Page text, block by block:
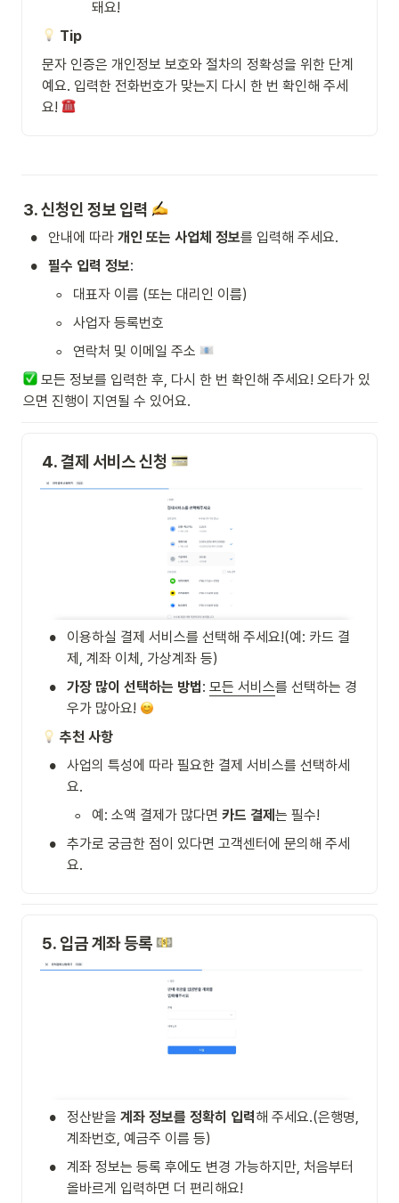
돼요!
Tip
문자 인증은 개인정보 보호와 절차의 정확성을 위한 단계
예요. 입력한 전화번호가 맞는지 다시 한 번 확인해 주세
요!
3. 신청인 정보 입력
• 안내에 따라 개인 또는 사업체 정보를 입력해 주세요.
• 필수 입력 정보:
◦ 대표자 이름 (또는 대리인 이름)
◦ 사업자 등록번호
◦
연락처 및 이메일 주소
모든 정보를 입력한 후, 다시 한 번 확인해 주세요! 오타가 있
으면 진행이 지연될 수 있어요.
4. 결제 서비스 신청
•
이용하실 결제 서비스를 선택해 주세요!(예: 카드 결
제, 계좌 이체, 가상계좌 등)
• 가장 많이 선택하는 방법: 모든 서비스를 선택하는 경
우가 많아요!
추천 사항
•
사업의 특성에 따라 필요한 결제 서비스를 선택하세
요.
◦ 예: 소액 결제가 많다면 카드 결제 는 필수!
•
추가로 궁금한 점이 있다면 고객센터에 문의해 주세
요.
5. 입금 계좌 등록
• 정산받을 계좌 정보를 정확히 입력해 주세요.(은행명,
계좌번호, 예금주 이름 등)
•
계좌 정보는 등록 후에도 변경 가능하지만, 처음부터
올바르게 입력하면 더 편리해요!